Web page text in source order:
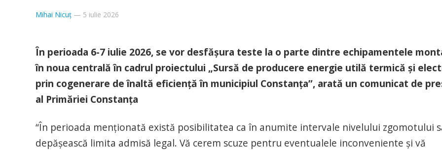
Mihai Nicuț — 5 iulie 2026
În perioada 6-7 iulie 2026, se vor desfăşura teste la o parte dintre echipamentele
în noua centrală în cadrul proiectului „Sursă de producere energie utilă termică şi
prin cogenerare de înaltă eficienţă în municipiul Constanţa”, arată un comunicat de
al Primăriei Constanța
“În perioada menţionată există posibilitatea ca în anumite intervale nivelului zgomotului
depăşească limita admisă legal. Vă cerem scuze pentru eventualele inconveniente şi vă